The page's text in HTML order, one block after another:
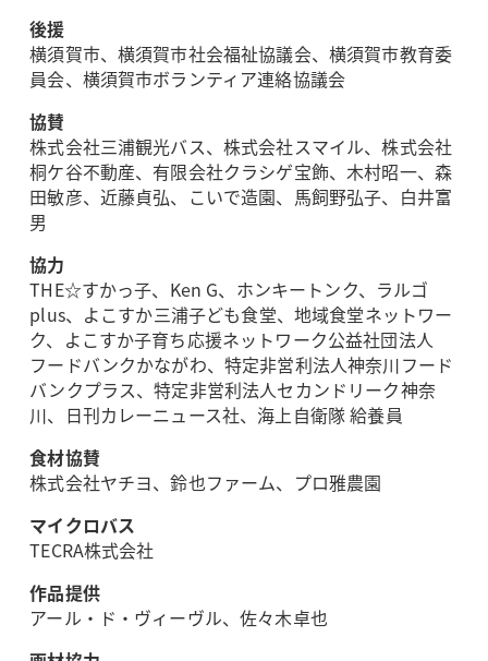
後援
横須賀市、横須賀市社会福祉協議会、横須賀市教育委
員会、横須賀市ボランティア連絡協議会
協賛
株式会社三浦観光バス、株式会社スマイル、株式会社
桐ケ谷不動産、有限会社クラシゲ宝飾、木村昭一、森
田敏彦、近藤貞弘、こいで造園、馬飼野弘子、白井富
男
協力
THE☆すかっ子、Ken G、ホンキートンク、ラルゴ
plus、よこすか三浦子ども食堂、地域食堂ネットワー
ク、よこすか子育ち応援ネットワーク公益社団法人
フードバンクかながわ、特定非営利法人神奈川フード
バンクプラス、特定非営利法人セカンドリーク神奈
川、日刊カレーニュース社、海上自衛隊 給養員
食材協賛
株式会社ヤチヨ、鈴也ファーム、プロ雅農園
マイクロバス
TECRA株式会社
作品提供
アール・ド・ヴィーヴル、佐々木卓也